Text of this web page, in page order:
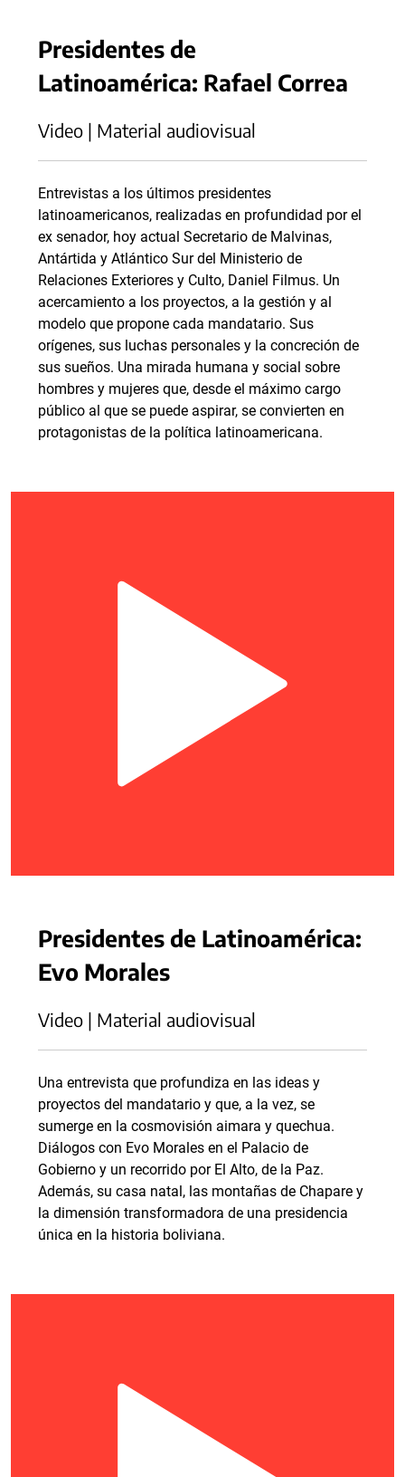
Presidentes de
Latinoamérica: Rafael Correa
Video | Material audiovisual
Entrevistas a los últimos presidentes
latinoamericanos, realizadas en profundidad por el
ex senador, hoy actual Secretario de Malvinas,
Antártida y Atlántico Sur del Ministerio de
Relaciones Exteriores y Culto, Daniel Filmus. Un
acercamiento a los proyectos, a la gestión y al
modelo que propone cada mandatario. Sus
orígenes, sus luchas personales y la concreción de
sus sueños. Una mirada humana y social sobre
hombres y mujeres que, desde el máximo cargo
público al que se puede aspirar, se convierten en
protagonistas de la política latinoamericana.
Presidentes de Latinoamérica:
Evo Morales
Video | Material audiovisual
Una entrevista que profundiza en las ideas y
proyectos del mandatario y que, a la vez, se
sumerge en la cosmovisión aimara y quechua.
Diálogos con Evo Morales en el Palacio de
Gobierno y un recorrido por El Alto, de la Paz.
Además, su casa natal, las montañas de Chapare y
la dimensión transformadora de una presidencia
única en la historia boliviana.